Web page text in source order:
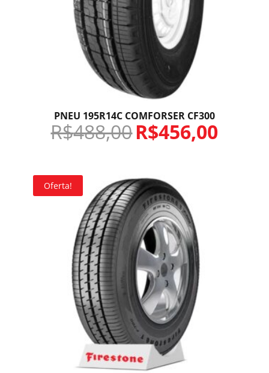
PNEU 195R14C COMFORSER CF300
R$488,00R$456,00
Oferta!